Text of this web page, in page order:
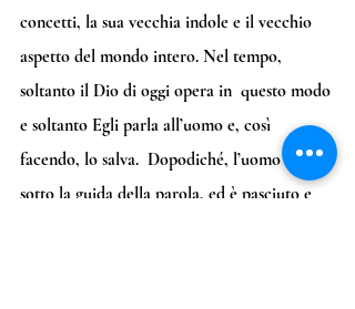
concetti, la sua vecchia indole e il vecchio
aspetto del mondo intero. Nel tempo,
soltanto il Dio di oggi opera in  questo modo
e soltanto Egli parla all’uomo e, così
facendo, lo salva.  Dopodiché, l’uomo vive
sotto la guida della parola, ed è pasciuto e